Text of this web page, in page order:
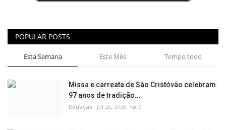
POPULAR POSTS
Esta Semana Este Mês Tempo todo
Missa e carreata de São Cristóvão celebram
97 anos de tradição...
Redação Jul 25, 2026 0